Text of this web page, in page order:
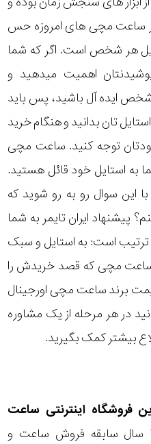
ساعت مچی های امروزه حس
هر شخص است. اگر که شما
اهمیت میدهید و
شخص ایده آل باشید، پس باید
تان بدانید و هنگام خرید
توجه کنید. ساعت مچی
به استایل خود قائل هستید.
این سوال رو به رو شوید که
پیشنهاد ایران تایمر به شما
ترتیب است: به استایل و سبک
مچی که قصد خریدش را
برند ساعت مچی اورجینال
در هر مرحله از یک مشاوره
بیشتر کمک بگیرید.
فروشگاه اینترنتی ساعت
با بیش از ۱۵ سال سابقه فروش ساعت و